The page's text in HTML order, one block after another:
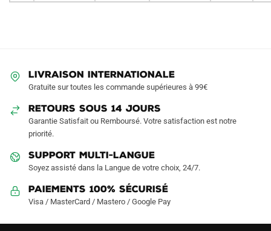
LIVRAISON INTERNATIONALE
Gratuite sur toutes les commande supérieures à 99€
RETOURS SOUS 14 JOURS
Garantie Satisfait ou Remboursé. Votre satisfaction est notre
priorité.
SUPPORT MULTI-LANGUE
Soyez assisté dans la Langue de votre choix, 24/7.
Paiements 100% Sécurisé
Visa / MasterCard / Mastero / Google Pay